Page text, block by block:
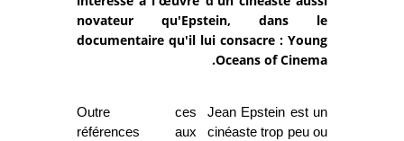
novateur qu'Epstein, dans le
documentaire qu'il lui consacre : Young
Oceans of Cinema.
Jean Epstein est un
cinéaste trop peu ou
Outre ces
références aux